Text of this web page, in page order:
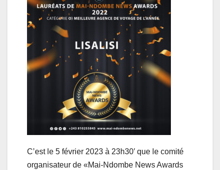
C’est le 5 février 2023 à 23h30′ que le comité
organisateur de «Mai-Ndombe News Awards